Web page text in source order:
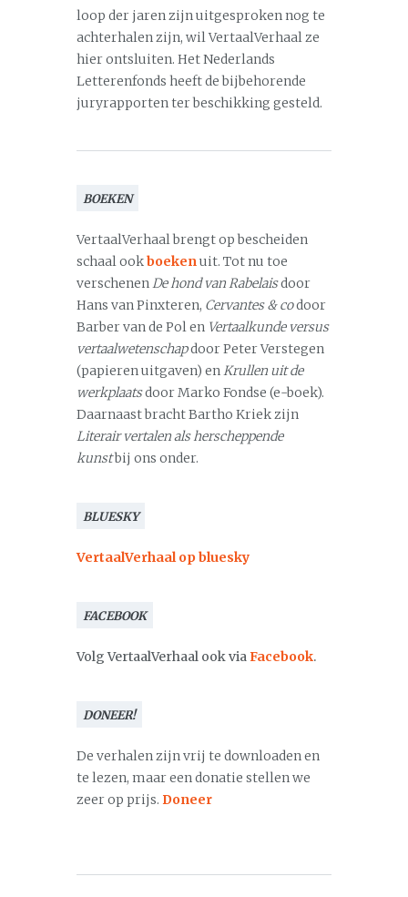
loop der jaren zijn uitgesproken nog te
achterhalen zijn, wil VertaalVerhaal ze
hier ontsluiten. Het Nederlands
Letterenfonds heeft de bijbehorende
juryrapporten ter beschikking gesteld.
BOEKEN
VertaalVerhaal brengt op bescheiden
schaal ookboekenuit. Tot nu toe
verschenenDe hond van Rabelaisdoor
Hans van Pinxteren, Cervantes & codoor
Barber van de Pol en Vertaalkunde versus
vertaalwetenschapdoor Peter Verstegen
(papieren uitgaven) enKrullen uit de
werkplaatsdoor Marko Fondse (e-boek).
Daarnaast bracht Bartho Kriek zijn
Literair vertalen als herscheppende
kunstbij ons onder.
BLUESKY
VertaalVerhaal op bluesky
FACEBOOK
Volg VertaalVerhaal ook viaFacebook.
DONEER!
De verhalen zijn vrij te downloaden en
te lezen, maar een donatie stellen we
zeer op prijs. Doneer